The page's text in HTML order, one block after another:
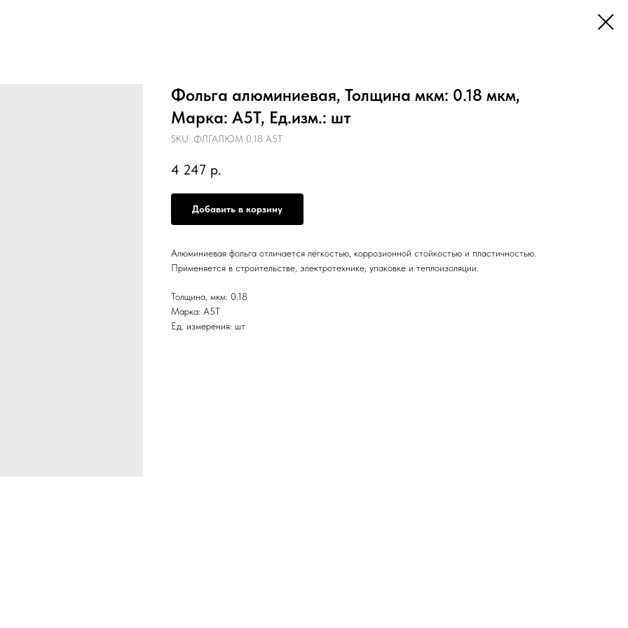
Фольга алюминиевая, Толщина мкм: 0.18 мкм,
Марка: А5Т, Ед.изм.: шт
SKU: ФЛГАЛЮМ 0.18 А5Т
4 247 р.
Добавить в корзину
Алюминиевая фольга отличается лёгкостью, коррозионной стойкостью и пластичностью.
Применяется в строительстве, электротехнике, упаковке и теплоизоляции.
Толщина, мкм: 0.18
Марка: А5Т
Ед. измерения: шт